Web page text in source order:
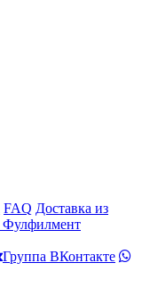
FAQ Доставка из
Фулфилмент
Группа ВКонтакте